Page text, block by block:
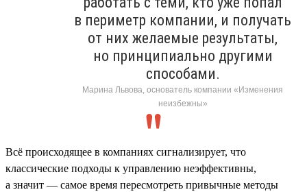
в периметр компании, и получать
от них желаемые результаты,
но принципиально другими
способами.
Марина Львова, основатель компании «Изменения
неизбежны»
Всё происходящее в компаниях сигнализирует, что
классические подходы к управлению неэффективны,
а значит — самое время пересмотреть привычные методы